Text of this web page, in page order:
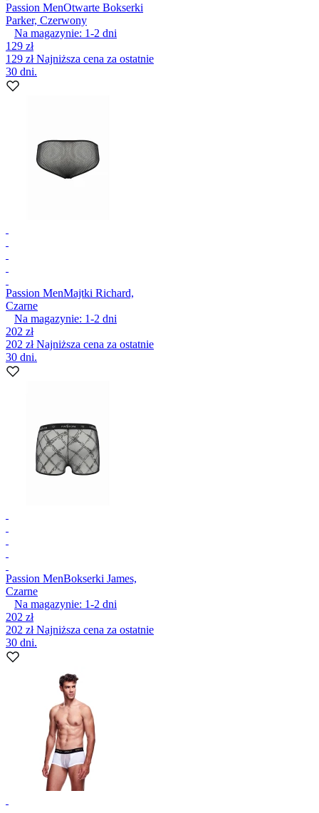
Passion MenOtwarte Bokserki
Parker, Czerwony
Na magazynie: 1-2 dni
129 zł
129 złNajniższa cena za ostatnie
30 dni.
Passion MenMajtki Richard,
Czarne
Na magazynie: 1-2 dni
202 zł
202 złNajniższa cena za ostatnie
30 dni.
Passion MenBokserki James,
Czarne
Na magazynie: 1-2 dni
202 zł
202 złNajniższa cena za ostatnie
30 dni.